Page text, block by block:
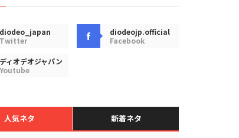
diodeo_japan
Twitter
diodeojp.official
Facebook
ディオデオジャパン
Youtube
人気ネタ 新着ネタ